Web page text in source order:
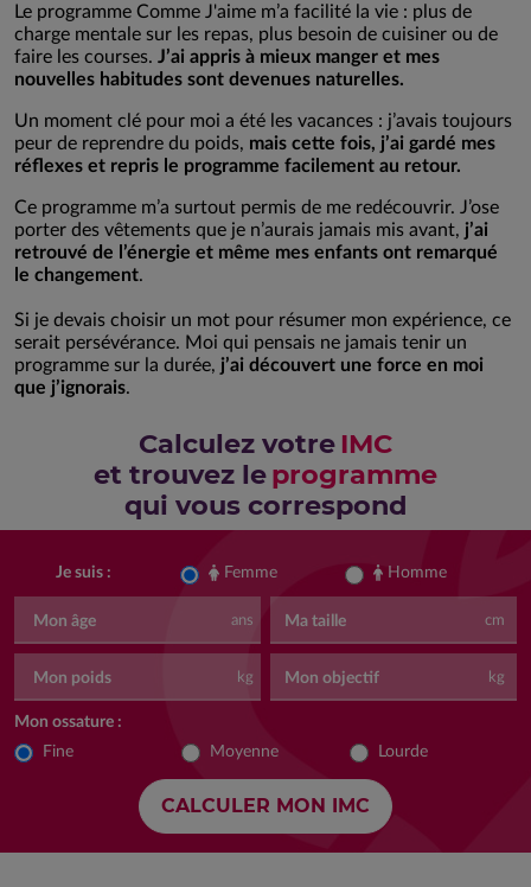
Le programme Comme J'aime m’a facilité la vie : plus de
charge mentale sur les repas, plus besoin de cuisiner ou de
faire les courses. J’ai appris à mieux manger et mes
nouvelles habitudes sont devenues naturelles.
Un moment clé pour moi a été les vacances : j’avais toujours
peur de reprendre du poids, mais cette fois, j’ai gardé mes
réflexes et repris le programme facilement au retour.
Ce programme m’a surtout permis de me redécouvrir. J’ose
porter des vêtements que je n’aurais jamais mis avant, j’ai
retrouvé de l’énergie et même mes enfants ont remarqué
le changement.
Si je devais choisir un mot pour résumer mon expérience, ce
serait persévérance. Moi qui pensais ne jamais tenir un
programme sur la durée, j’ai découvert une force en moi
que j’ignorais.
Calculez votre IMC
et trouvez leprogramme
qui vous correspond
Je suis : Femme Homme
Mon âge ans Ma taille cm
Mon poids kg Mon objectif kg
Mon ossature :
Fine Moyenne Lourde